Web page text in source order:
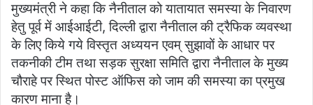
मुख्यमंत्री ने कहा कि नैनीताल को यातायात समस्या के निवारण
हेतु पूर्व में आईआईटी, दिल्ली द्वारा नैनीताल की ट्रैफिक व्यवस्था
के लिए किये गये विस्तृत अध्ययन एवम् सुझावों के आधार पर
तकनीकी टीम तथा सड़क सुरक्षा समिति द्वारा नैनीताल के मुख्य
चौराहे पर स्थित पोस्ट ऑफिस को जाम की समस्या का प्रमुख
कारण माना है।